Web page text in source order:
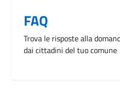
FAQ
Trova le risposte alla
dai cittadini del tuo comune